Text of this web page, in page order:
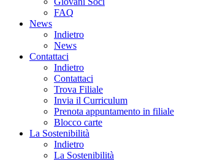
FAQ
News
Indietro
News
Contattaci
Indietro
Contattaci
Trova Filiale
Invia il Curriculum
Prenota appuntamento in filiale
Blocco carte
La Sostenibilità
Indietro
La Sostenibilità